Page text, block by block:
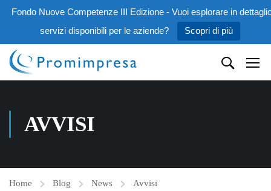
Fondo Nuove Competenze III Edizione - Vuoi esplorare in
servizi disponibili per le aziende?
Scopri di più
AVVISI
Home Blog News Avvisi